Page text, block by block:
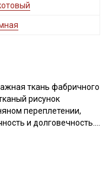
ткань фабричного
рисунок
переплетении,
и долговечность.
одежды: